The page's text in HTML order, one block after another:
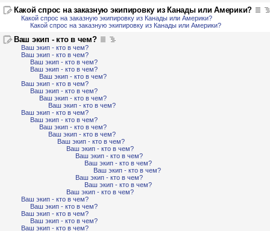
Какой спрос на заказную экипировку из Канады или Америки?
Какой спрос на заказную экипировку из Канады или Америки?
Какой спрос на заказную экипировку из Канады или Америки?
Ваш экип - кто в чем?
Ваш экип - кто в чем?
Ваш экип - кто в чем?
Ваш экип - кто в чем?
Ваш экип - кто в чем?
Ваш экип - кто в чем?
Ваш экип - кто в чем?
Ваш экип - кто в чем?
Ваш экип - кто в чем?
Ваш экип - кто в чем?
Ваш экип - кто в чем?
Ваш экип - кто в чем?
Ваш экип - кто в чем?
Ваш экип - кто в чем?
Ваш экип - кто в чем?
Ваш экип - кто в чем?
Ваш экип - кто в чем?
Ваш экип - кто в чем?
Ваш экип - кто в чем?
Ваш экип - кто в чем?
Ваш экип - кто в чем?
Ваш экип - кто в чем?
Ваш экип - кто в чем?
Ваш экип - кто в чем?
Ваш экип - кто в чем?
Ваш экип - кто в чем?
Ваш экип - кто в чем?